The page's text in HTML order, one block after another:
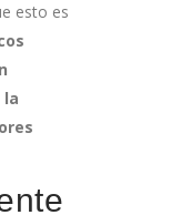
esto es
la